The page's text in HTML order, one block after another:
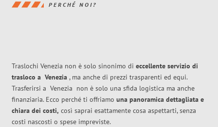
PERCHÉ NOI?
Traslochi Venezia non è solo sinonimo di eccellente servizio di
trasloco a Venezia , ma anche di prezzi trasparenti ed equi.
Trasferirsi a Venezia non è solo una sfida logistica ma anche
finanziaria. Ecco perché ti offriamo una panoramica dettagliata e
chiara dei costi, così saprai esattamente cosa aspettarti, senza
costi nascosti o spese impreviste.